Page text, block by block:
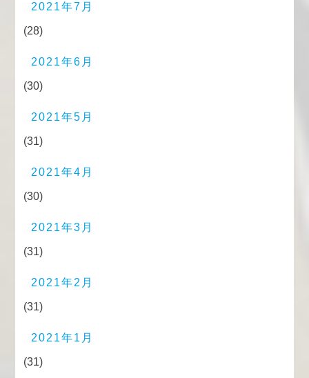
2021年7月
(28)
2021年6月
(30)
2021年5月
(31)
2021年4月
(30)
2021年3月
(31)
2021年2月
(31)
2021年1月
(31)